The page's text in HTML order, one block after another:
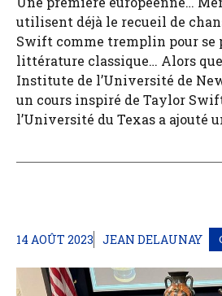
utilisent déjà le recueil de
Swift comme tremplin pour se
littérature classique… Alors
Institute de l’Université de
un cours inspiré de Taylor
l’Université du Texas a ajouté
14 AOÛT 2023 JEAN DELAUNAY